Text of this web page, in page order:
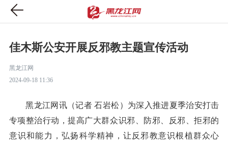
佳木斯公安开展反邪教主题宣传活动
黑龙江网
2024-09-18 11:36
黑龙江网讯（记者 石岩松）为深入推进夏季治安打击
专项整治行动，提高广大群众识邪、防邪、反邪、拒邪的
意识和能力，弘扬科学精神，让反邪教意识根植群众心